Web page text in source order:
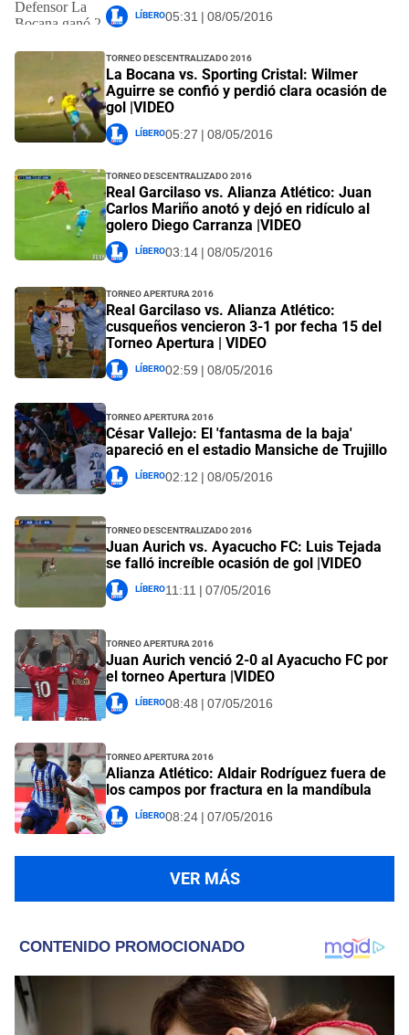
Líbero05:31 | 08/05/2016
Torneo Descentralizado 2016
La Bocana vs. Sporting Cristal: Wilmer
Aguirre se confió y perdió clara ocasión de
gol |VIDEO
Líbero05:27 | 08/05/2016
Torneo Descentralizado 2016
Real Garcilaso vs. Alianza Atlético: Juan
Carlos Mariño anotó y dejó en ridículo al
golero Diego Carranza |VIDEO
Líbero03:14 | 08/05/2016
Torneo Apertura 2016
Real Garcilaso vs. Alianza Atlético:
cusqueños vencieron 3-1 por fecha 15 del
Torneo Apertura | VIDEO
Líbero02:59 | 08/05/2016
Torneo Apertura 2016
César Vallejo: El 'fantasma de la baja'
apareció en el estadio Mansiche de Trujillo
Líbero02:12 | 08/05/2016
Torneo Descentralizado 2016
Juan Aurich vs. Ayacucho FC: Luis Tejada
se falló increíble ocasión de gol |VIDEO
Líbero11:11 | 07/05/2016
Torneo Apertura 2016
Juan Aurich venció 2-0 al Ayacucho FC por
el torneo Apertura |VIDEO
Líbero08:48 | 07/05/2016
Torneo Apertura 2016
Alianza Atlético: Aldair Rodríguez fuera de
los campos por fractura en la mandíbula
Líbero08:24 | 07/05/2016
VER MÁS